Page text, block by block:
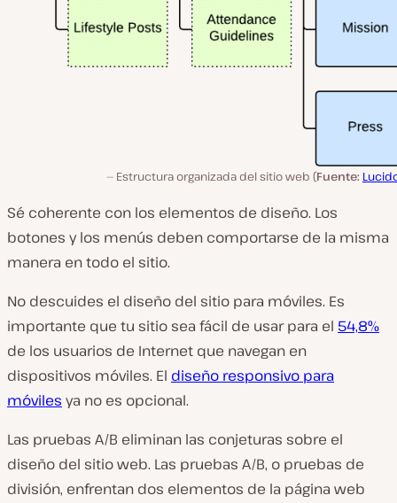
Estructura organizada del sitio web (Fuente:
Sé coherente con los elementos de diseño. Los
botones y los menús deben comportarse de la misma
manera en todo el sitio.
No descuides el diseño del sitio para móviles. Es
importante que tu sitio sea fácil de usar para el 54,8%
de los usuarios de Internet que navegan en
dispositivos móviles. El diseño responsivo para
móviles ya no es opcional.
Las pruebas A/B eliminan las conjeturas sobre el
diseño del sitio web. Las pruebas A/B, o pruebas de
división, enfrentan dos elementos de la página web